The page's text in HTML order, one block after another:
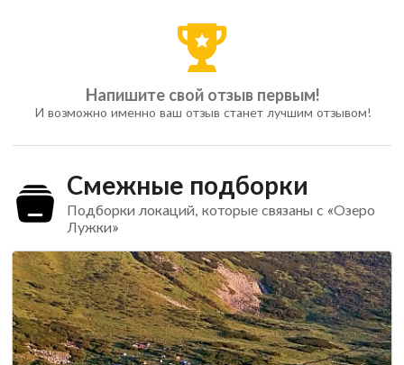
Напишите свой отзыв первым!
И возможно именно ваш отзыв станет лучшим отзывом!
Смежные подборки
Подборки локаций, которые связаны с «Озеро
Лужки»